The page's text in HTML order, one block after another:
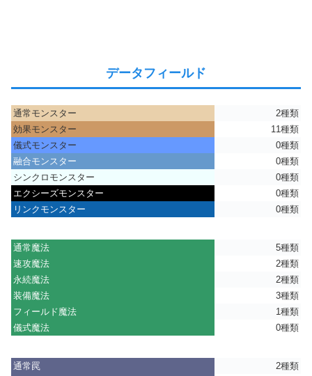
データフィールド
通常モンスター
2種類
効果モンスター
11種類
儀式モンスター
0種類
融合モンスター
0種類
シンクロモンスター
0種類
エクシーズモンスター
0種類
リンクモンスター
0種類
通常魔法
5種類
速攻魔法
2種類
永続魔法
2種類
装備魔法
3種類
フィールド魔法
1種類
儀式魔法
0種類
通常罠
2種類